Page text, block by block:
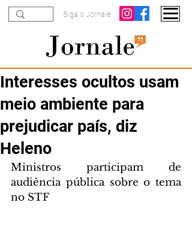
Siga o Jornale
Interesses ocultos usam
meio ambiente para
prejudicar país, diz
Heleno
Ministros participam de
audiência pública sobre o tema
no STF